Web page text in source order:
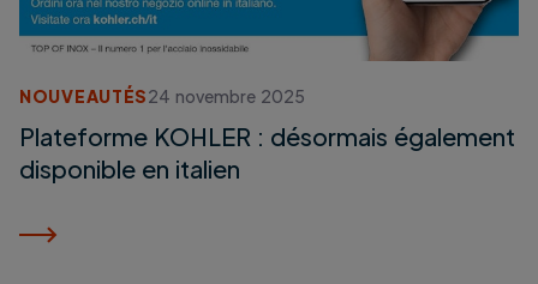
NOUVEAUTÉS24 novembre 2025
Plateforme KOHLER : désormais également
disponible en italien